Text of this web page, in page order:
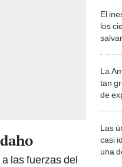
las fuerzas del
El
los
más
La
tan
de
Las
casi
una